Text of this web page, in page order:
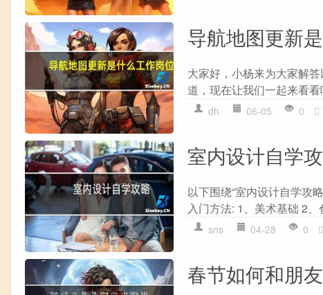
导航地图更新
大家好，小杨来为大家解
道，现在让我们一起来看
dh 06-05 0
室内设计自学
以下围绕“室内设计自学攻
入门方法: 1、美术基础 2
sns 04-28 0
春节如何和朋